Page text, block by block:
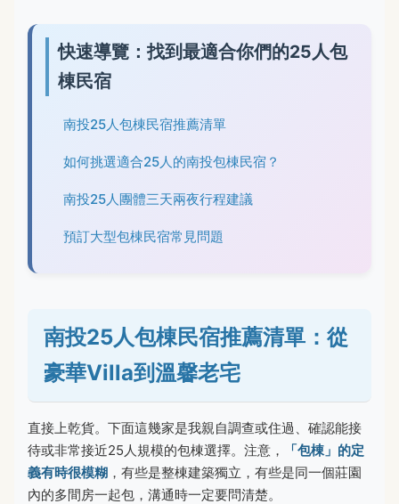
快速導覽：找到最適合你們的25人包
棟民宿
南投25人包棟民宿推薦清單
如何挑選適合25人的南投包棟民宿？
南投25人團體三天兩夜行程建議
預訂大型包棟民宿常見問題
南投25人包棟民宿推薦清單：從
豪華Villa到溫馨老宅
直接上乾貨。下面這幾家是我親自調查或住過、確認能接
待或非常接近25人規模的包棟選擇。注意，
「包棟」的定
義有時很模糊 ，有些是整棟建築獨立，有些是同一個莊園
內的多間房一起包，溝通時一定要問清楚。